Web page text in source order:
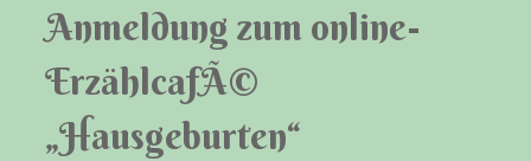
Anmeldung zum online-
ErzählcafÃ©
„Hausgeburten“